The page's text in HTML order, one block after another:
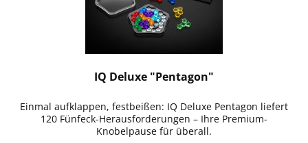
IQ Deluxe "Pentagon"
Einmal aufklappen, festbeißen: IQ Deluxe Pentagon liefert
120 Fünfeck-Herausforderungen – Ihre Premium-
Knobelpause für überall.